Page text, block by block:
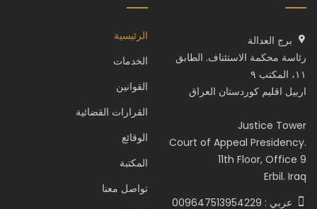
برج العدالة
رئاسة محكمة الاستئناف. الطابق
١١، المكتب ٩
اربيل اقليم كوردستان العراق
Justice Tower
Court of Appeal Presidency.
11th Floor, Office 9
Erbil. Iraq
عربي : 009647513954229
الرئيسية
الخدمات
القوانين
القرارات القضائية
الوقائع
المكتبة
تواصل معنا